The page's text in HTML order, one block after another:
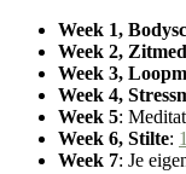
Week 1,
Week 2,
Week 3,
Week 4,
Week 5:
Week 6, Stilte:
Week 7: Je